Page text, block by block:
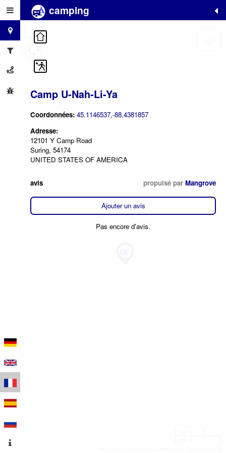
camping
Camp U-Nah-Li-Ya
Coordonnées: 45.1146537,-88.4381857
Adresse:
12101 Y Camp Road
Suring, 54174
UNITED STATES OF AMERICA
avis propulsé par Mangrove
Ajouter un avis
Pas encore d'avis.
+
−